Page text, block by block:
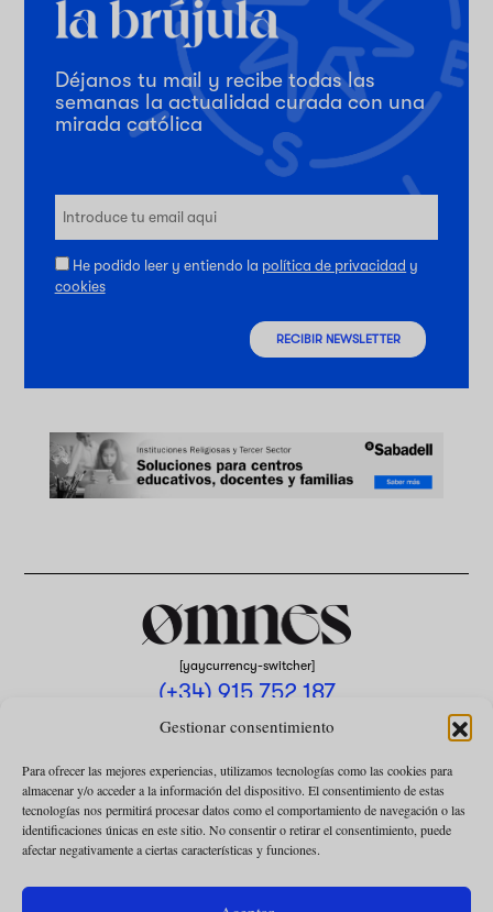
Gestionar consentimiento
Para ofrecer las mejores experiencias, utilizamos tecnologías como las cookies para
almacenar y/o acceder a la información del dispositivo. El consentimiento de estas
tecnologías nos permitirá procesar datos como el comportamiento de navegación o las
identificaciones únicas en este sitio. No consentir o retirar el consentimiento, puede
afectar negativamente a ciertas características y funciones.
Déjanos tu mail y recibe todas las
semanas la actualidad curada con una
mirada católica
He podido leer y entiendo la política de privacidad y
cookies
RECIBIR NEWSLETTER
[yaycurrency-switcher]
(+34) 915 752 187
omnes@omnesmag.com
POLÍTICA DE PRIVACIDAD